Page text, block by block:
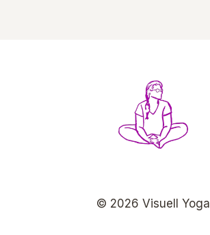
© 2026 Visuell Yoga